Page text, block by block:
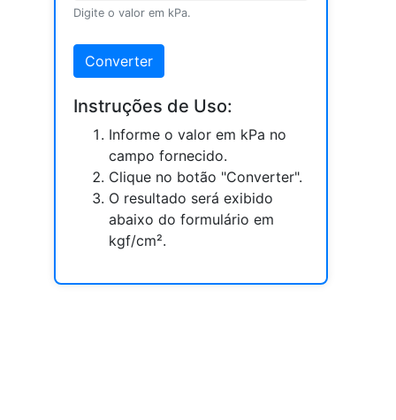
Digite o valor em kPa.
Converter
Instruções de Uso:
Informe o valor em kPa no
campo fornecido.
Clique no botão "Converter".
O resultado será exibido
abaixo do formulário em
kgf/cm².